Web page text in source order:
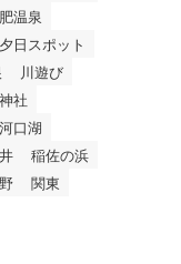
温泉
日スポット
川遊び
社
河口湖
稲佐の浜
関東